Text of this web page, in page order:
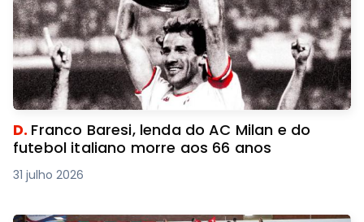
D. Franco Baresi, lenda do AC Milan e do
futebol italiano morre aos 66 anos
31 julho 2026